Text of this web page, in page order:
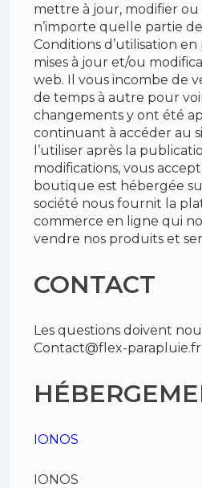
mettre à jour, modifier
n’importe quelle partie
Conditions d’utilisation
mises à jour et/ou
web. Il vous incombe de
de temps à autre pour
changements y ont été
continuant à accéder au
l’utiliser après la
modifications, vous
boutique est hébergée
société nous fournit la
commerce en ligne qui
vendre nos produits et
CONTACT
Les questions doivent
Contact@flex-parapluie.fr
IONOS
IONOS